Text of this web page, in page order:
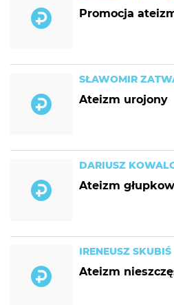
Promocja
SŁAWOMIR
Ateizm urojony
DARIUSZ
Ateizm
IRENEUSZ SKUBIŚ
Ateizm